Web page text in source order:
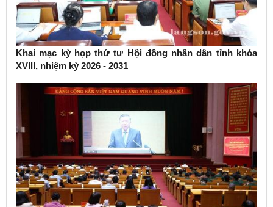
Khai mạc kỳ họp thứ tư Hội đồng nhân dân tỉnh khóa
XVIII, nhiệm kỳ 2026 - 2031